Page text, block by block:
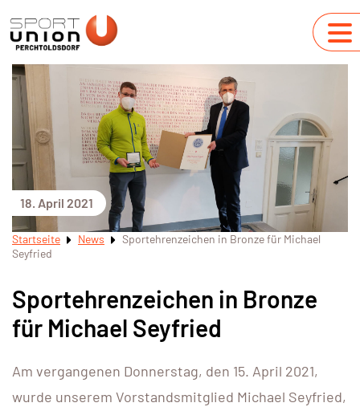
18. April 2021
Startseite News
Sportehrenzeichen in Bronze für Michael
Seyfried
Sportehrenzeichen in Bronze
für Michael Seyfried
Am vergangenen Donnerstag, den 15. April 2021,
wurde unserem Vorstandsmitglied Michael Seyfried,